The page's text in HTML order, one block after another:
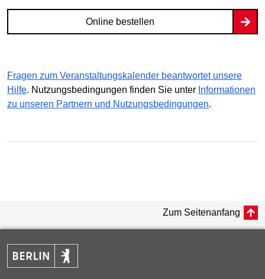
Online bestellen
Fragen zum Veranstaltungskalender beantwortet unsere
Hilfe. Nutzungsbedingungen finden Sie unter Informationen
zu unseren Partnern und Nutzungsbedingungen.
Zum Seitenanfang